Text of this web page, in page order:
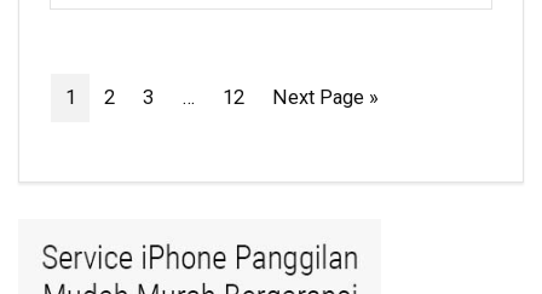
1 2 3 … 12 Next Page »